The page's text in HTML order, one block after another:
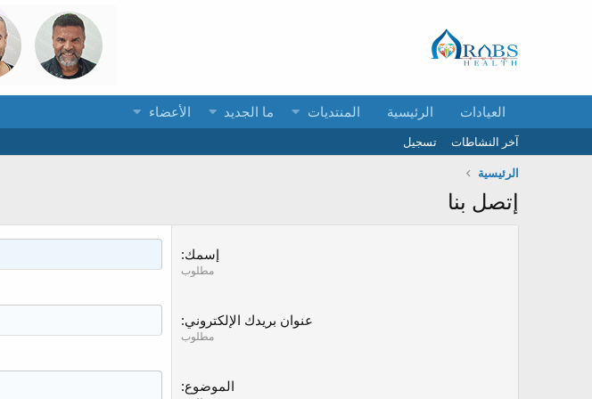
العيادات الرئيسية المنتديات ما الجديد الأعضاء
آخر النشاطات
تسجيل
الرئيسية
إتصل بنا
إسمك
مطلوب
عنوان بريدك الإلكتروني
مطلوب
الموضوع